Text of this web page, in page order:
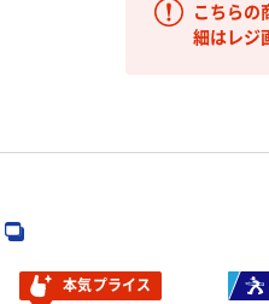
こちらの
細はレジ
本気プライス